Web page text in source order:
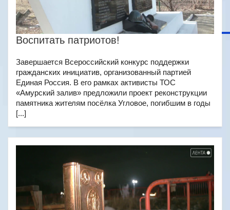
Воспитать патриотов!
Завершается Всероссийский конкурс поддержки
гражданских инициатив, организованный партией
Единая Россия. В его рамках активисты ТОС
«Амурский залив» предложили проект реконструкции
памятника жителям посёлка Угловое, погибшим в годы
[...]